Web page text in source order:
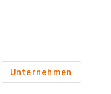
Unternehmen